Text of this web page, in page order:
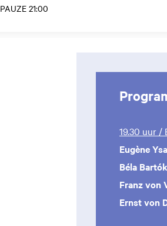
PAUZE 21:00
19.30 uur /
Eugène
Béla Bartók
Franz von
Ernst von